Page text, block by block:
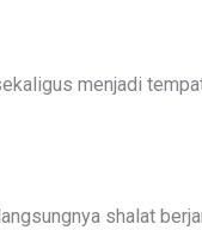
menjadi
shalat